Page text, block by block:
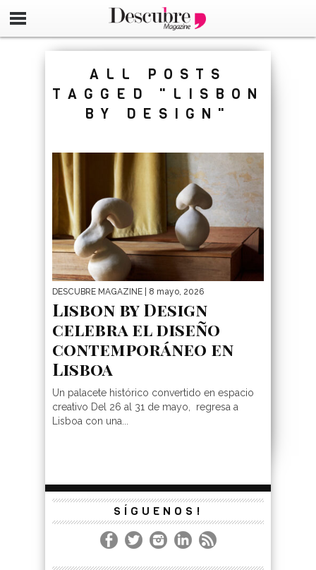
google-site-
ALL POSTS
TAGGED "LISBON
BY DESIGN"
DESCUBRE MAGAZINE | 8 mayo, 2026
Lisbon by Design
celebra el diseño
contemporáneo en
Lisboa
Un palacete histórico convertido en espacio
creativo Del 26 al 31 de mayo, regresa a
Lisboa con una...
SÍGUENOS!